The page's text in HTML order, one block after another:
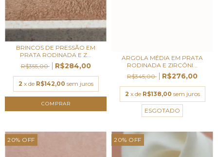
BRINCOS DE PRESSÃO EM
PRATA RODINADA E Z...
R$355,00
R$284,00
2 x de R$142,00 sem juros
ARGOLA MÉDIA EM PRATA
RODINADA E ZIRCÔNI...
R$345,00
R$276,00
2 x de R$138,00 sem juros
ESGOTADO
20% OFF 20% OFF